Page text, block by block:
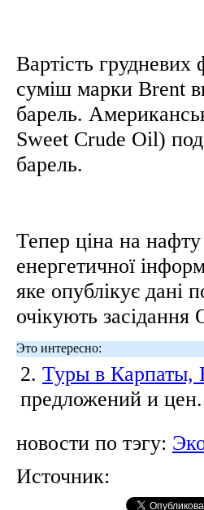
Вартість
суміш марки Brent
барель.
Sweet Crude Oil)
барель.
Тепер ціна на
енергетичної
яке опублікує дані
очікують
Это интересно:
2. Туры в Карпаты,
предложений и
новости по тэгу:
Источник: